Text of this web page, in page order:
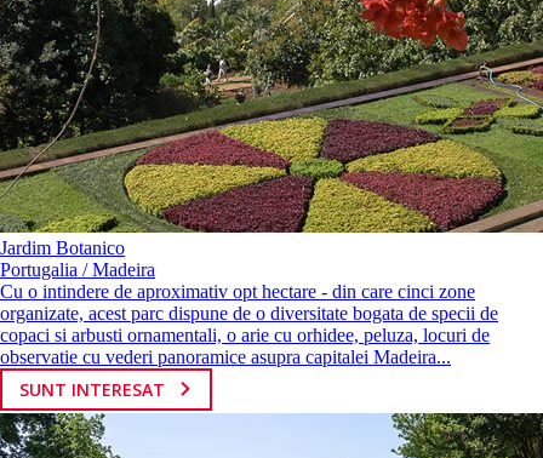
Jardim Botanico
Portugalia / Madeira
Cu o intindere de aproximativ opt hectare - din care cinci zone
organizate, acest parc dispune de o diversitate bogata de specii de
copaci si arbusti ornamentali, o arie cu orhidee, peluza, locuri de
observatie cu vederi panoramice asupra capitalei Madeira...
SUNT INTERESAT